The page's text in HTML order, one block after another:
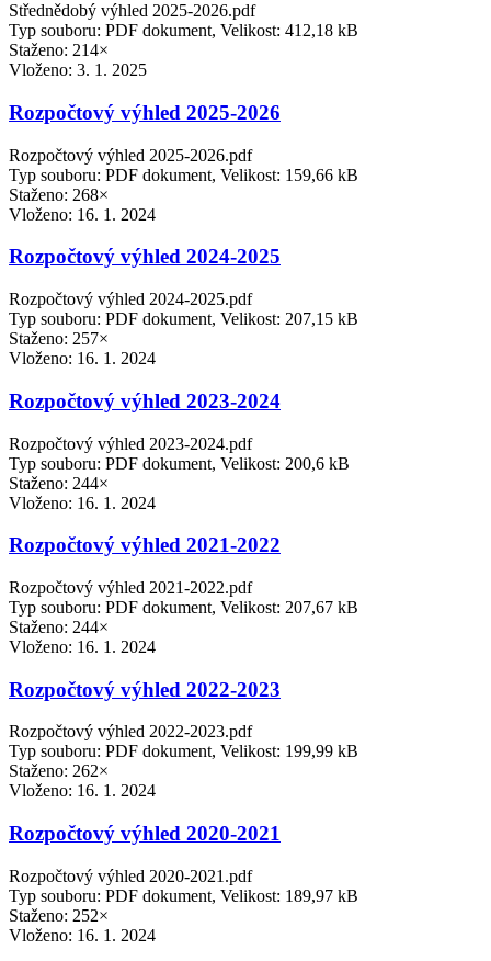
Střednědobý výhled 2025-2026.pdf
Typ souboru: PDF dokument, Velikost: 412,18 kB
Staženo: 214×
Vloženo: 3. 1. 2025
Rozpočtový výhled 2025-2026
Rozpočtový výhled 2025-2026.pdf
Typ souboru: PDF dokument, Velikost: 159,66 kB
Staženo: 268×
Vloženo: 16. 1. 2024
Rozpočtový výhled 2024-2025
Rozpočtový výhled 2024-2025.pdf
Typ souboru: PDF dokument, Velikost: 207,15 kB
Staženo: 257×
Vloženo: 16. 1. 2024
Rozpočtový výhled 2023-2024
Rozpočtový výhled 2023-2024.pdf
Typ souboru: PDF dokument, Velikost: 200,6 kB
Staženo: 244×
Vloženo: 16. 1. 2024
Rozpočtový výhled 2021-2022
Rozpočtový výhled 2021-2022.pdf
Typ souboru: PDF dokument, Velikost: 207,67 kB
Staženo: 244×
Vloženo: 16. 1. 2024
Rozpočtový výhled 2022-2023
Rozpočtový výhled 2022-2023.pdf
Typ souboru: PDF dokument, Velikost: 199,99 kB
Staženo: 262×
Vloženo: 16. 1. 2024
Rozpočtový výhled 2020-2021
Rozpočtový výhled 2020-2021.pdf
Typ souboru: PDF dokument, Velikost: 189,97 kB
Staženo: 252×
Vloženo: 16. 1. 2024